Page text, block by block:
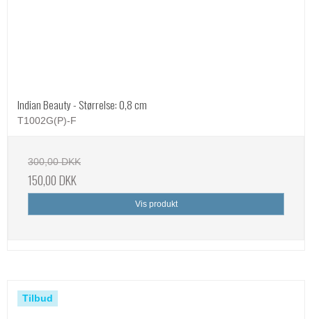
Indian Beauty - Størrelse: 0,8 cm
T1002G(P)-F
300,00 DKK
150,00 DKK
Vis produkt
Tilbud